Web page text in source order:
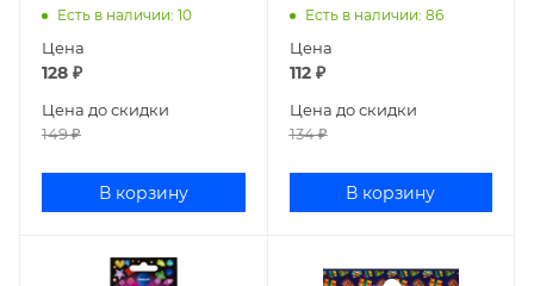
коричневые 169P-002
Есть в наличии: 10
Цена
128 ₽
Цена до скидки
149₽
В корзину
Есть в наличии: 86
Цена
112₽
Цена до скидки
134₽
В корзину